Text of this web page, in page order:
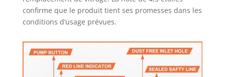
confirme que le produit tient ses promesses dans les
conditions d’usage prévues.